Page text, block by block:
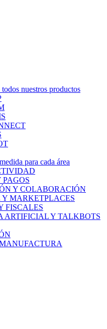
nuestros productos
para cada área
Y COLABORACIÓN
Y MARKETPLACES
FISCALES
ARTIFICIAL Y TALKBOTS